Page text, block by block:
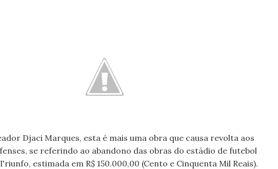
Djaci Marques, esta é mais uma obra que causa revolta aos
se referindo ao abandono das obras do estádio de futebol
estimada em R$ 150.000,00 (Cento e Cinquenta Mil Reais).